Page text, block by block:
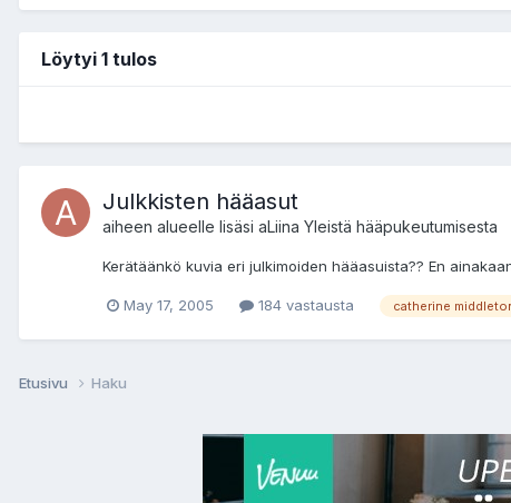
Löytyi 1 tulos
Julkkisten hääasut
aiheen alueelle lisäsi aLiina Yleistä hääpukeutumisesta
Kerätäänkö kuvia eri julkimoiden hääasuista?? En
May 17, 2005 184 vastausta catherine
Etusivu Haku